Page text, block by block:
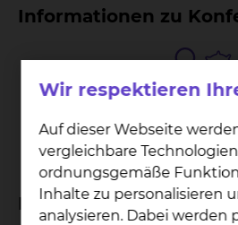
Informationen zu
Fortbildungen &
Wir respektieren
Auf dieser Webseite
vergleichbare
ordnungsgemäße
Inhalte zu personalisieren
analysieren. Dabei werden